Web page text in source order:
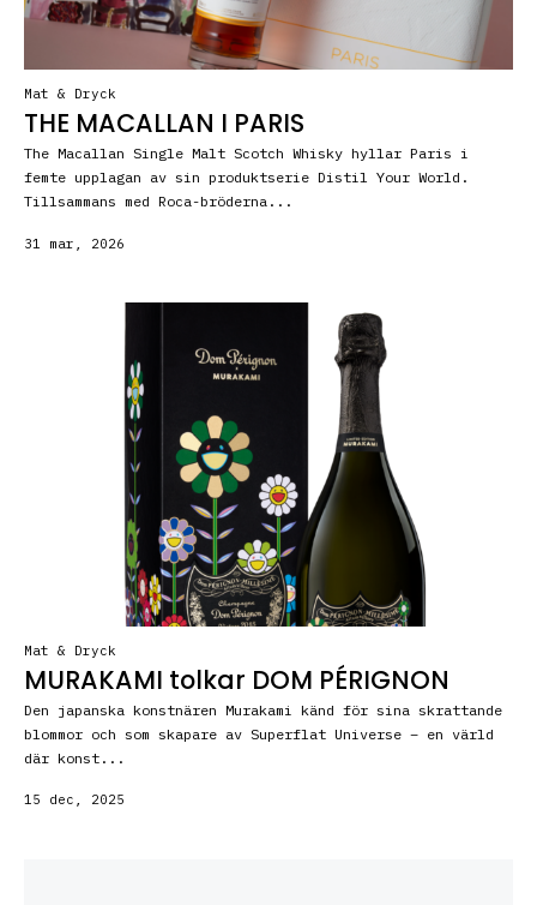
Mat & Dryck
THE MACALLAN I PARIS
The Macallan Single Malt Scotch Whisky hyllar Paris i
femte upplagan av sin produktserie Distil Your World.
Tillsammans med Roca-bröderna...
31 mar, 2026
Mat & Dryck
MURAKAMI tolkar DOM PÉRIGNON
Den japanska konstnären Murakami känd för sina skrattande
blommor och som skapare av Superflat Universe – en värld
där konst...
15 dec, 2025